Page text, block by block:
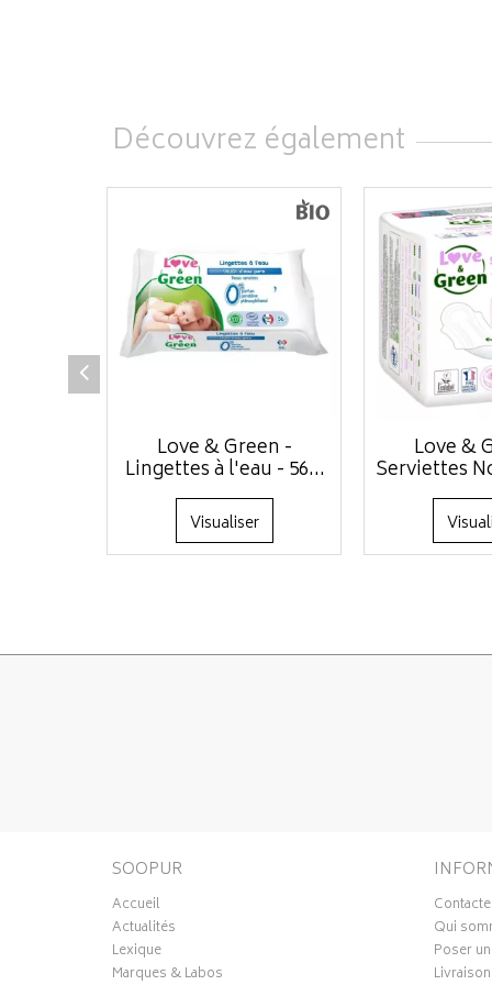
Découvrez également
Love & Green -
Lingettes à l'eau - 56...
Visualiser
Love &
Serviettes
SOOPUR
Accueil
Actualités
Lexique
Marques & Labos
Qui
Poser
Livraison